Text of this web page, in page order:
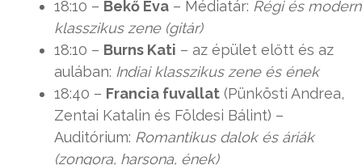
18:10 – Bekő Éva – Médiatár: Régi és modern
klasszikus zene (gitár)
18:10 – Burns Kati – az épület előtt és az
aulában: Indiai klasszikus zene és ének
18:40 – Francia fuvallat (Pünkösti Andrea,
Zentai Katalin és Földesi Bálint) –
Auditórium: Romantikus dalok és áriák
(zongora, harsona, ének)